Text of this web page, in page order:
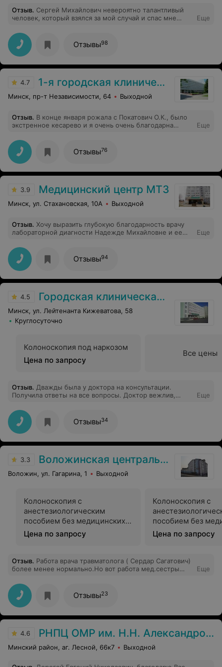
Отзыв. Сергей Михайлович невероятно талантливый
человек, который взялся за мой случай и спас мне
дальнейшей имплантации и сумасшедшей трате
денег!!! Низкий поклон ему и безграничная
благодарность!!
Еще
Отзывы98
4.7 1-я городская клиническая больница
Минск, пр-т Независимости, 64 Выходной
Отзыв. В конце января рожала с Покатович О.К., было
экстренное кесарево и я очень очень благодарна
профессионализм и прекрасные роды (насколько они в
принципе могут быть прекрасными)). Доверие к врачу
почувствовала сразу, чувствуется огромный опыт и
умение сделать наилучшие выборы в каждом
конкретном случае, ничего лишнего! Ну а шов - любо-
расположен. Благодарю!!! Как и всю команду 1
роддома, очень много хороших врачей, акушерок и
других работников.
Еще
Отзывы76
3.9 Медицинский центр МТЗ
Минск, ул. Стахановская, 10А Выходной
Отзыв. Хочу выразить глубокую благодарность врачу
лабораторной диагности Надежде Михайловне и ее
внимательность и неравнодушие к пациентам.
Надежда Михайловна очень приятный в общении
человек, умеющий слушать и слышать тебя врач,
высочайшей квалификации специалист, знающий и
любящий свое дело; рекомендацию даются по
понимаешь, что человек не равнодушен к тебе, а это
очень дорогого стоит. Спасибо за Ваше доброе сердце!
Еще
Отзывы94
4.5 Городская клиническая больница скорой медицинской помощи
Минск, ул. Лейтенанта Кижеватова, 58
Круглосуточно
Колоноскопия под наркозом
Цена по запросу
Все цены
Отзыв. Дважды была у доктора на консультации.
Получила ответы на все вопросы. Доктор вежлив,
Еще
Отзывы34
3.3 Воложинская центральная районная больница
Воложин, ул. Гагарина, 1 Выходной
Колоноскопия с
анестезиологическим
пособием без медицинских
показаний
Цена по запросу
Колоноскопия с
пособием без
показаний с
биопсийного
исследование
Цена по запросу
Отзыв. Работа врача травматолога ( Сердар Сагатович)
более менее нормально.Но вот работа мед.сестры
так как бейджа у неё не было.Причем даже отказалась
сказать фамилию, можно сказать послала открытым
текстом.Грубое высказывания ( нецензурное) в адрес
других людей.ТТам их было две,которая моложе она
только ,,поддакивала,,.А вот которая постарше ( лет50)
нормальный,но мед.персонал следует
заменить,просто стыдно за таких работников.
Еще
Отзывы23
4.6 РНПЦ ОМР им. Н.Н. Александрова
Минский район, аг. Лесной, 66к7 Выходной